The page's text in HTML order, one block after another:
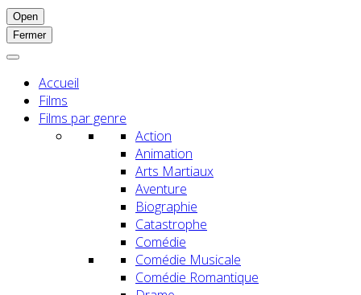
Open
Fermer
Accueil
Films
Films par genre
Action
Animation
Arts Martiaux
Aventure
Biographie
Catastrophe
Comédie
Comédie Musicale
Comédie Romantique